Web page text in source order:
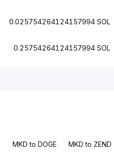
0.025754264124157994 SOL
0.25754264124157994 SOL
MKD to DOGE MKD to ZEND